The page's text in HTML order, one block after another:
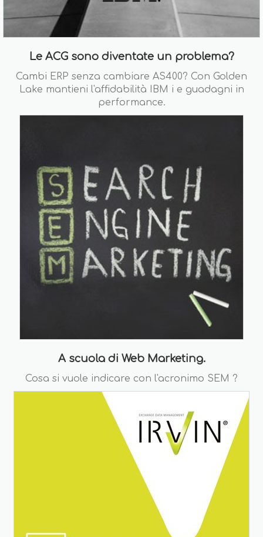
Le ACG sono diventate un problema?
Cambi ERP senza cambiare AS400? Con Golden
Lake mantieni l'affidabilità IBM i e guadagni in
performance.
A scuola di Web Marketing.
Cosa si vuole indicare con l'acronimo SEM ?